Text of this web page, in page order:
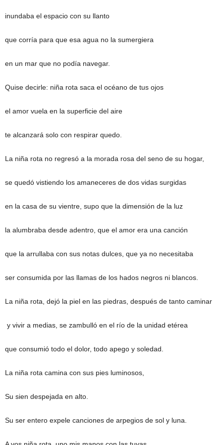
inundaba el espacio con su llanto
que corría para que esa agua no la sumergiera
en un mar que no podía navegar.
Quise decirle: niña rota saca el océano de tus ojos
el amor vuela en la superficie del aire
te alcanzará solo con respirar quedo.
La niña rota no regresó a la morada rosa del seno de su hogar,
se quedó vistiendo los amaneceres de dos vidas surgidas
en la casa de su vientre, supo que la dimensión de la luz
la alumbraba desde adentro, que el amor era una canción
que la arrullaba con sus notas dulces, que ya no necesitaba
ser consumida por las llamas de los hados negros ni blancos.
La niña rota, dejó la piel en las piedras, después de tanto caminar
y vivir a medias, se zambulló en el río de la unidad etérea
que consumió todo el dolor, todo apego y soledad.
La niña rota camina con sus pies luminosos,
Su sien despejada en alto.
Su ser entero expele canciones de arpegios de sol y luna.